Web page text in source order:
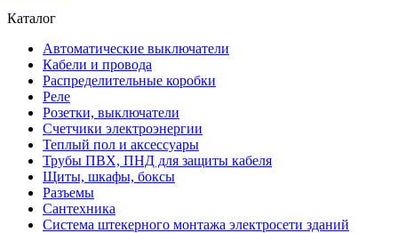
Каталог
Автоматические выключатели
Кабели и провода
Распределительные коробки
Реле
Розетки, выключатели
Счетчики электроэнергии
Теплый пол и аксессуары
Трубы ПВХ, ПНД для защиты кабеля
Щиты, шкафы, боксы
Разъемы
Сантехника
Система штекерного монтажа электросети зданий